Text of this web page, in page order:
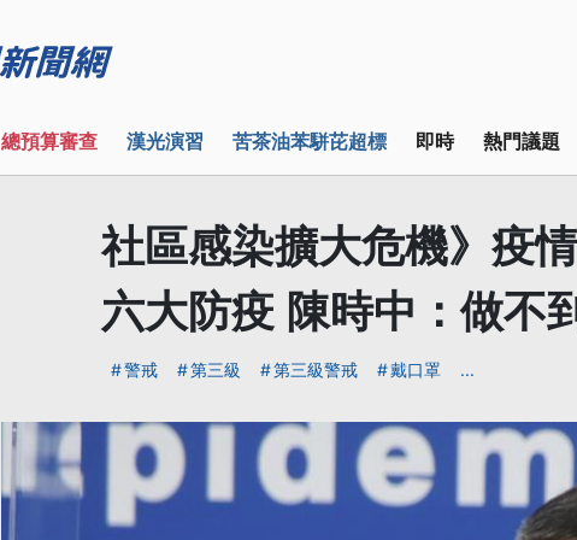
總預算審查 漢光演習 苦茶油苯駢芘超標 即時 熱門議題
社區感染擴大危機》疫
六大防疫 陳時中：做不
警戒 第三級 第三級警戒 戴口罩 ...